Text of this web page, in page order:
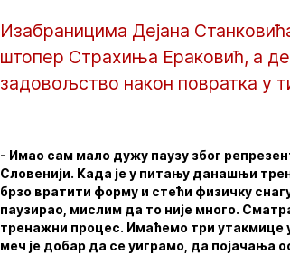
Изабраницима Дејана
штопер Страхиња Ераковић, а
задовољство након повратка у
- Имао сам мало дужу паузу због
Словенији. Када је у питању данашњи
брзо вратити форму и стећи физичку
паузирао, мислим да то није много.
тренажни процес. Имаћемо три утакмице
меч је добар да се уиграмо, да појачања